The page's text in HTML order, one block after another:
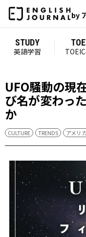
by
STUDY
英語学習
UFO騒動の現
び名が変わっ
か
CULTURE TRENDS アメリカ